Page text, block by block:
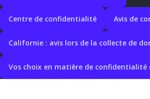
Centre de confidentialité Avis de
Californie : avis lors de la collecte de
Vos choix en matière de confidentialité